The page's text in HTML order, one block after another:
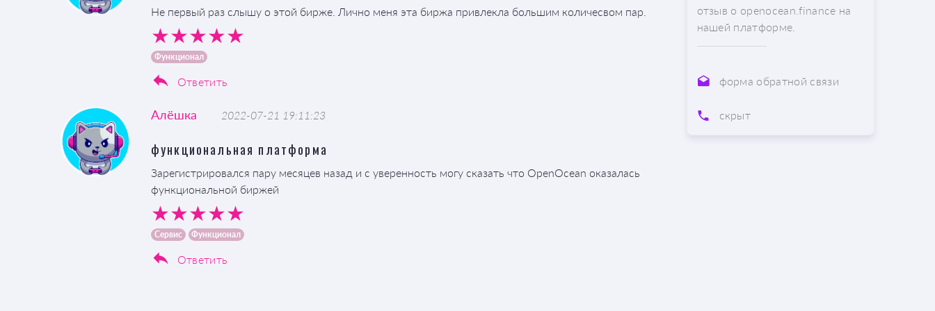
Не первый раз слышу о этой бирже. Лично меня эта биржа привлекла большим количесвом пар.
Функционал
Ответить
Алёшка 2022-07-21 19:11:23
функциональная платформа
Зарегистрировался пару месяцев назад и с уверенность могу сказать что OpenOcean оказалась
функциональной биржей
Сервис Функционал
Ответить
отзыв о openocean.finance на
нашей платформе.
форма обратной связи
скрыт